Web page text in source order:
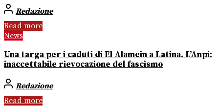
Redazione
Read more
News
Una targa per i caduti di El Alamein a Latina. L’Anpi:
inaccettabile rievocazione del fascismo
Redazione
Read more